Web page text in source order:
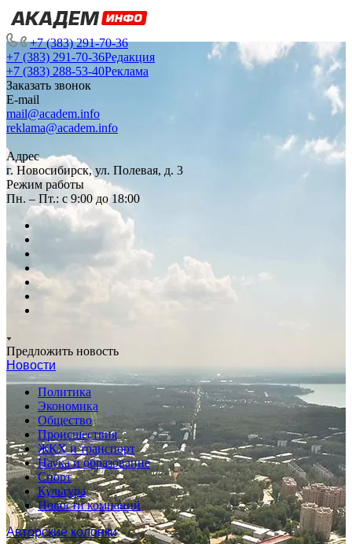
+7 (383) 291-70-36
+7 (383) 291-70-36Редакция
+7 (383) 288-53-40Реклама
Заказать звонок
E-mail
mail@academ.info
reklama@academ.info
Адрес
г. Новосибирск, ул. Полевая, д. 3
Режим работы
Пн. – Пт.: с 9:00 до 18:00
Предложить новость
Новости
Политика
Экономика
Общество
Происшествия
ЖКХ и транспорт
Наука и образование
Спорт
Культура
Новости компаний
Авторские колонки